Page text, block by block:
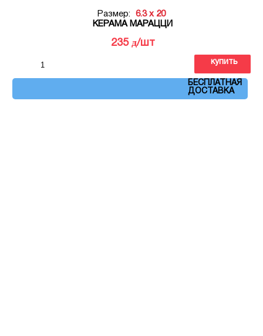
Размер:
6.3 x 20
КЕРАМА МАРАЦЦИ
235 д/шт
БЕСПЛАТНАЯ
ДОСТАВКА
купить